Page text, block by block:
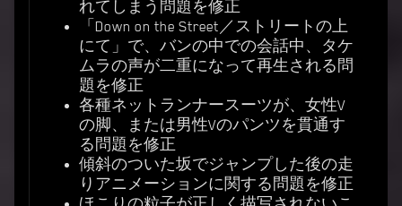
れてしまう問題を修正
「Down on the Street／ストリートの上
にて」で、バンの中での会話中、タケ
ムラの声が二重になって再生される問
題を修正
各種ネットランナースーツが、女性V
の脚、または男性Vのパンツを貫通す
る問題を修正
傾斜のついた坂でジャンプした後の走
りアニメーションに関する問題を修正